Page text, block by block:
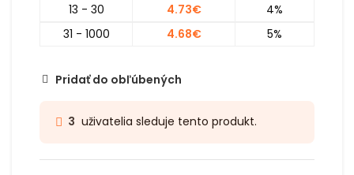
13 - 30
4.73€
4%
31 - 1000
4.68€ 5%
Pridať do obľúbených
3 uživatelia sleduje tento produkt.